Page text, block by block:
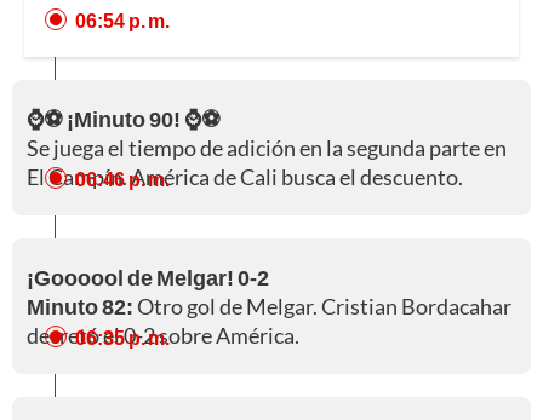
06:54 p. m.
⌚⚽ ¡Minuto 90! ⌚⚽
Se juega el tiempo de adición en la segunda parte en
El Campín. América de Cali busca el descuento.
06:46 p. m.
¡Goooool de Melgar! 0-2
Minuto 82:Otro gol de Melgar. Cristian Bordacahar
decretó el 0-2 sobre América.
06:35 p. m.